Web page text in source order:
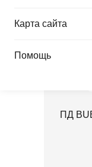
Карта сайта
Помощь
ПД